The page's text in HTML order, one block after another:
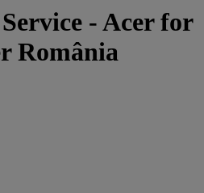
- Acer for
România